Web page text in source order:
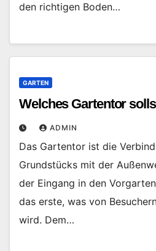
den richtigen Boden…
GARTEN
Welches Gartentor
ADMIN
Das Gartentor ist die
Grundstücks mit der
der Eingang in den
das erste, was von
wird. Dem…